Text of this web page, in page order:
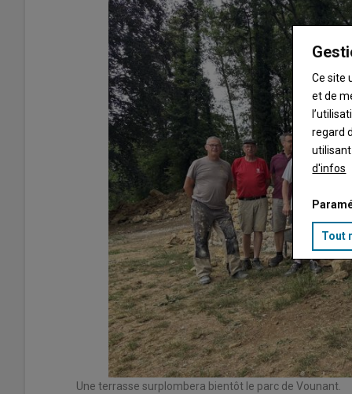
Une terrasse surplombera bientôt le parc de Vounant.
Ce site
et de
regard
utilisant
d'infos
Tout